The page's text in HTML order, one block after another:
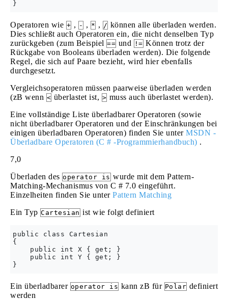
Operatoren wie + , - , * , / können alle überladen werden.
Dies schließt auch Operatoren ein, die nicht denselben Typ
zurückgeben (zum Beispiel == und != Können trotz der
Rückgabe von Booleans überladen werden). Die folgende
Regel, die sich auf Paare bezieht, wird hier ebenfalls
durchgesetzt.
Vergleichsoperatoren müssen paarweise überladen werden
(zB wenn < überlastet ist, > muss auch überlastet werden).
Eine vollständige Liste überladbarer Operatoren (sowie
nicht überladbarer Operatoren und der Einschränkungen bei
einigen überladbaren Operatoren) finden Sie unter MSDN -
Überladbare Operatoren (C # -Programmierhandbuch) .
7,0
Überladen des operator is wurde mit dem Pattern-
Matching-Mechanismus von C # 7.0 eingeführt.
Einzelheiten finden Sie unter Pattern Matching
Ein Typ Cartesian ist wie folgt definiert
public class Cartesian
{
    public int X { get; }
    public int Y { get; }
Ein überladbarer operator is kann zB für Polar definiert
werden